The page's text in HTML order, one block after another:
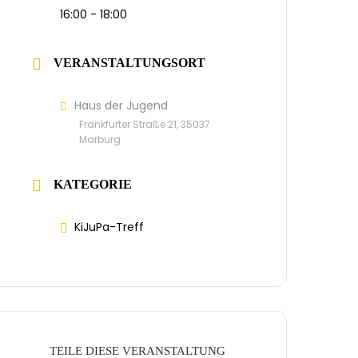
16:00 - 18:00
VERANSTALTUNGSORT
Haus der Jugend
Frankfurter Straße 21, 35037
Marburg
KATEGORIE
KiJuPa-Treff
TEILE DIESE VERANSTALTUNG